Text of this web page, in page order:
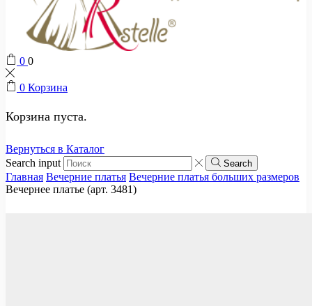
0 0
0 Корзина
Корзина пуста.
Вернуться в Каталог
Search input
Search
Главная Вечерние платья Вечерние платья больших размеров
Вечернее платье (арт. 3481)